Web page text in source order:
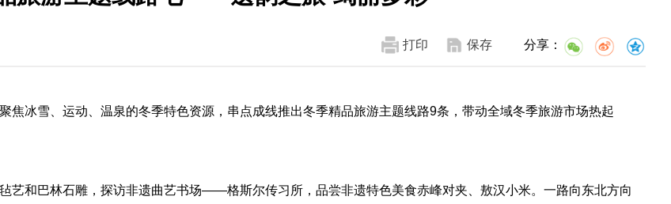
打印 保存 分享：
焦冰雪、运动、温泉的冬季特色资源，串点成线推出冬季精品旅游主题线路9条，带动全域冬季旅游市场热起
艺和巴林石雕，探访非遗曲艺书场——格斯尔传习所，品尝非遗特色美食赤峰对夹、敖汉小米。一路向东北方向